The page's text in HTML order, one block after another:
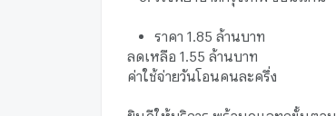
ราคา 1.85 ล้านบาท
ลดเหลือ 1.55 ล้านบาท
ค่าใช้จ่ายวันโอนคนละครึ่ง
ยินดีให้บริการ พร้อมดูแลทุกขั้นตอน